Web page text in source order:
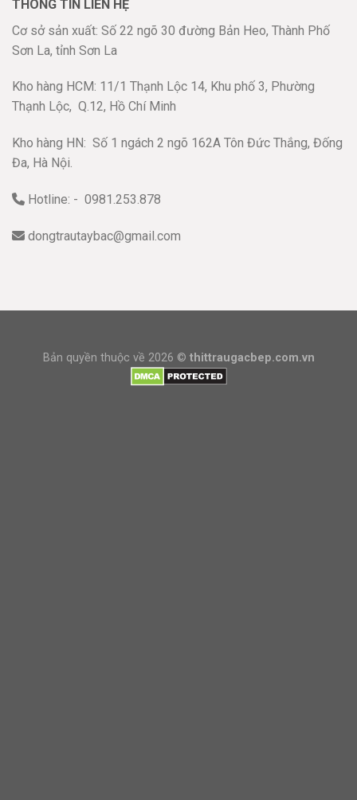
THÔNG TIN LIÊN HỆ
Cơ sở sản xuất: Số 22 ngõ 30 đường Bản Heo, Thành Phố
Sơn La, tỉnh Sơn La
Kho hàng HCM: 11/1 Thạnh Lộc 14, Khu phố 3, Phường
Thạnh Lộc, Q.12, Hồ Chí Minh
Kho hàng HN: Số 1 ngách 2 ngõ 162A Tôn Đức Thắng, Đống
Đa, Hà Nội.
Hotline: - 0981.253.878
dongtrautaybac@gmail.com
Bản quyền thuộc về 2026 © thittraugacbep.com.vn